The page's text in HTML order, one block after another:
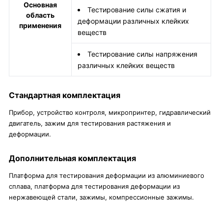
Основная
область
применения
Тестирование силы сжатия и
деформации различных клейких
веществ
Тестирование силы напряжения
различных клейких веществ
Стандартная комплектация
Прибор, устройство контроля, микропринтер, гидравлический
двигатель, зажим для тестирования растяжения и
деформации.
Дополнительная комплектация
Платформа для тестирования деформации из алюминиевого
сплава, платформа для тестирования деформации из
нержавеющей стали, зажимы, компрессионные зажимы.